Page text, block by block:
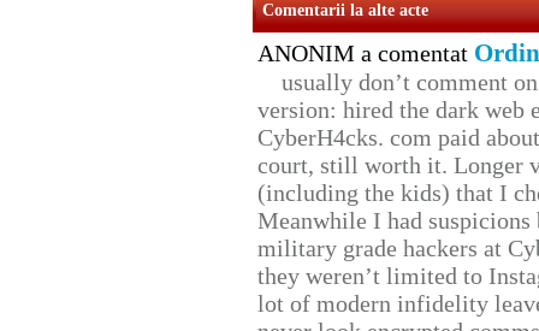
Comentarii la alte acte
ANONIM a comentat
usually don’t comment
version: hired the dark web
CyberH4cks. com paid
court, still worth it. Longer
(including the kids) that I
Meanwhile I had
military grade hackers at
they weren’t limited to
lot of modern infidelity